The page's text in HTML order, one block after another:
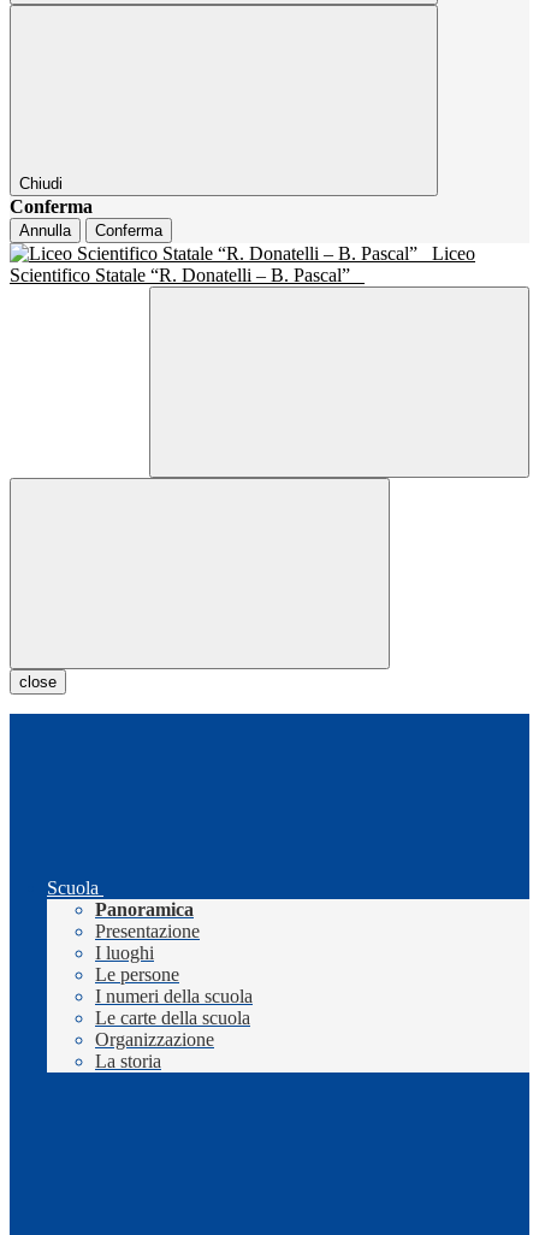
Chiudi
Conferma
Annulla Conferma
Liceo
Scientifico Statale “R. Donatelli – B. Pascal”
close
Scuola
Panoramica
Presentazione
I luoghi
Le persone
I numeri della scuola
Le carte della scuola
Organizzazione
La storia